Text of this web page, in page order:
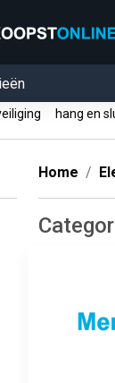
hang en
Home